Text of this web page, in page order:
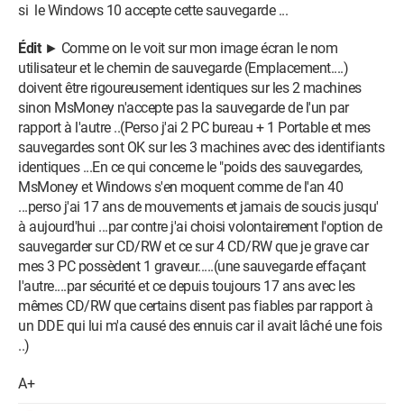
si le Windows 10 accepte cette sauvegarde ...
Édit ► Comme on le voit sur mon image écran le nom
utilisateur et le chemin de sauvegarde (Emplacement....)
doivent être rigoureusement identiques sur les 2 machines
sinon MsMoney n'accepte pas la sauvegarde de l'un par
rapport à l'autre ..(Perso j'ai 2 PC bureau + 1 Portable et mes
sauvegardes sont OK sur les 3 machines avec des identifiants
identiques ...En ce qui concerne le "poids des sauvegardes,
MsMoney et Windows s'en moquent comme de l'an 40
...perso j'ai 17 ans de mouvements et jamais de soucis jusqu'
à aujourd'hui ...par contre j'ai choisi volontairement l'option de
sauvegarder sur CD/RW et ce sur 4 CD/RW que je grave car
mes 3 PC possèdent 1 graveur.....(une sauvegarde effaçant
l'autre....par sécurité et ce depuis toujours 17 ans avec les
mêmes CD/RW que certains disent pas fiables par rapport à
un DDE qui lui m'a causé des ennuis car il avait lâché une fois
..)
A+